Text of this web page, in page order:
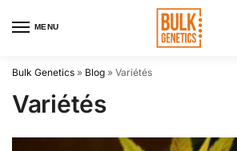
MENU
Bulk Genetics » Blog » Variétés
Variétés